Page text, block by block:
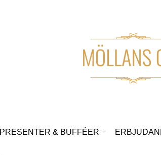
PRESENTER & BUFFÉER